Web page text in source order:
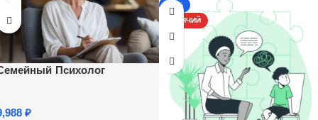
Психолог
₽
-13%
ГОРЯЧИЙ